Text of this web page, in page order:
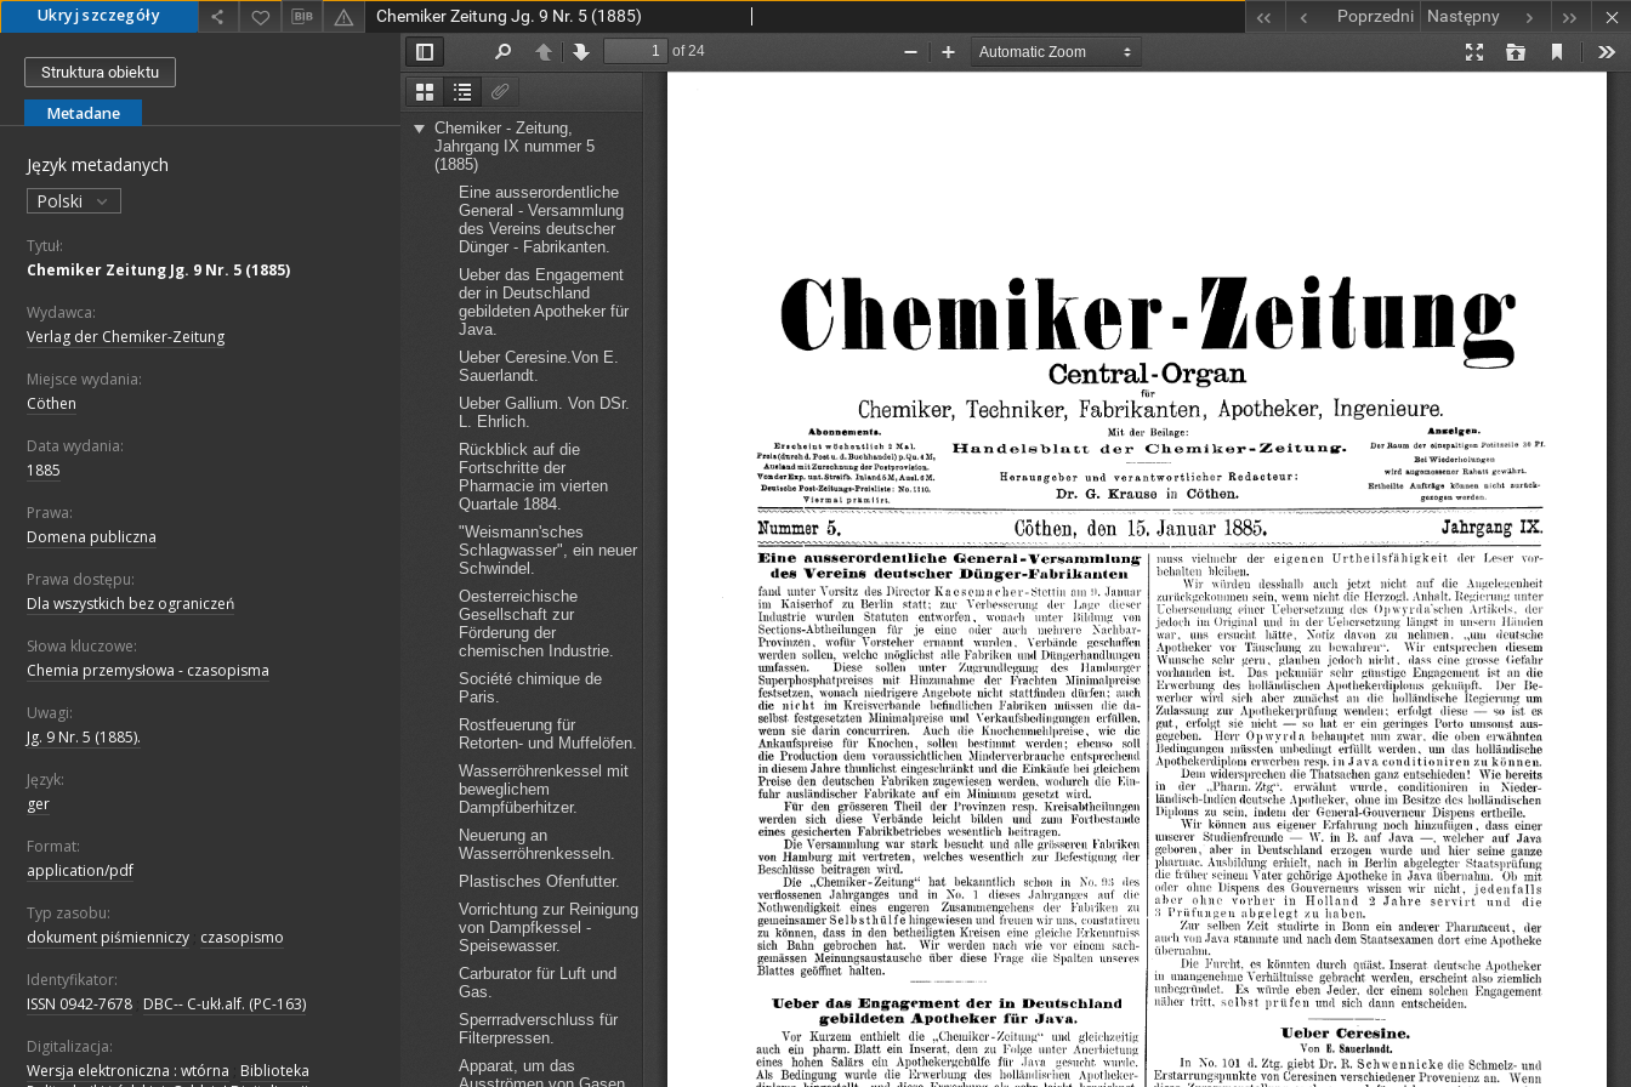
Ukryj szczegóły Chemiker Zeitung Jg. 9 Nr. 5 (1885) Poprzedni Następny
Struktura obiektu
Metadane
Język metadanych
Polski
Tytuł:
Chemiker Zeitung Jg. 9 Nr. 5 (1885)
Wydawca:
Verlag der Chemiker-Zeitung
Miejsce wydania:
Cöthen
Data wydania:
1885
Prawa:
Domena publiczna
Prawa dostępu:
Dla wszystkich bez ograniczeń
Słowa kluczowe:
Chemia przemysłowa - czasopisma
Uwagi:
Jg. 9 Nr. 5 (1885).
Język:
ger
Format:
application/pdf
Typ zasobu:
dokument piśmienniczy czasopismo
Identyfikator:
ISSN 0942-7678 DBC-- C-ukł.alf. (PC-163)
Digitalizacja:
Wersja elektroniczna : wtórna
Biblioteka